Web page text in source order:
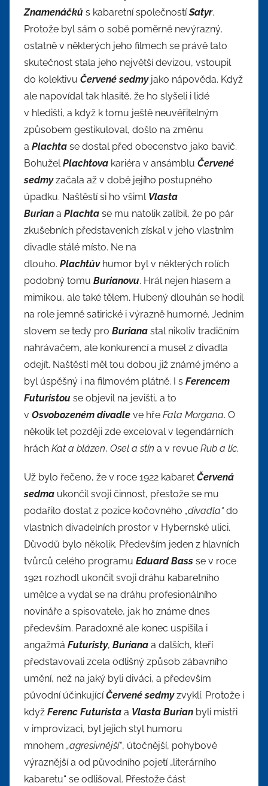
Znamenáčků s kabaretní společnostíSatyr.
Protože byl sám o sobě poměrně nevýrazný,
ostatně v některých jeho filmech se právě tato
skutečnost stala jeho největší devizou, vstoupil
do kolektivu Červené sedmyjako nápověda. Když
ale napovídal tak hlasitě, že ho slyšeli i lidé
v hledišti, a když k tomu ještě neuvěřitelným
způsobem gestikuloval, došlo na změnu
a Plachta se dostal před obecenstvo jako bavič.
BohuželPlachtova kariéra v ansámblu Červené
sedmyzačala až v době jejího postupného
úpadku. Naštěstí si ho všiml Vlasta
Burian a Plachta se mu natolik zalíbil, že po pár
zkušebních představeních získal v jeho vlastním
divadle stálé místo. Ne na
dlouho. Plachtůvhumor byl v některých rolích
podobný tomu Burianovu. Hrál nejen hlasem a
mimikou, ale také tělem. Hubený dlouhán se hodil
na role jemně satirické i výrazně humorné. Jedním
slovem se tedy pro Buriana stal nikoliv tradičním
nahrávačem, ale konkurencí a musel z divadla
odejít. Naštěstí měl tou dobou již známé jméno a
byl úspěšný i na filmovém plátně. I s Ferencem
Futuristou se objevil na jevišti, a to
v Osvobozeném divadle ve hře Fata Morgana. O
několik let později zde exceloval v legendárních
hrách Kat a blázen, Osel a stín a v revue Rub a líc.
Už bylo řečeno, že v roce 1922 kabaret Červená
sedma ukončil svoji činnost, přestože se mu
podařilo dostat z pozice kočovného „divadla“ do
vlastních divadelních prostor v Hybernské ulici.
Důvodů bylo několik. Především jeden z hlavních
tvůrců celého programu Eduard Bass se v roce
1921 rozhodl ukončit svoji dráhu kabaretního
umělce a vydal se na dráhu profesionálního
novináře a spisovatele, jak ho známe dnes
především. Paradoxně ale konec uspíšila i
angažmá Futuristy, Buriana a dalších, kteří
představovali zcela odlišný způsob zábavního
umění, než na jaký byli diváci, a především
původní účinkujícíČervené sedmyzvyklí. Protože i
když Ferenc Futurista a Vlasta Burian byli mistři
v improvizaci, byl jejich styl humoru
mnohem „agresivnější“, útočnější, pohybově
výraznější a od původního pojetí „literárního
kabaretu“ se odlišoval. Přestože část